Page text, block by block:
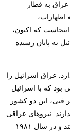
به قطار
اظهارات،
که اکنون،
به پایان رسیده
عراق اسرائیل را
تنها کشور عربی بود که با اسرائیل
فنی، این دو کشور
نیروهای عراقی
در جنگ سال ۱۹۶۷ و ۱۹۷۳ علیه اسرائیل حضور داشتند و در سال ۱۹۸۱